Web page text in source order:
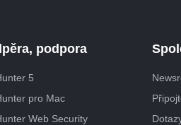
podpora
5
pro Mac
Web Security